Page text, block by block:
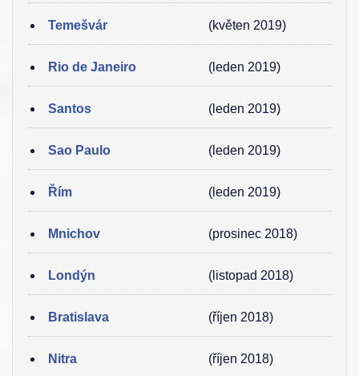
Temešvár (květen 2019)
Rio de Janeiro (leden 2019)
Santos (leden 2019)
Sao Paulo (leden 2019)
Řím (leden 2019)
Mnichov (prosinec 2018)
Londýn (listopad 2018)
Bratislava (říjen 2018)
Nitra (říjen 2018)